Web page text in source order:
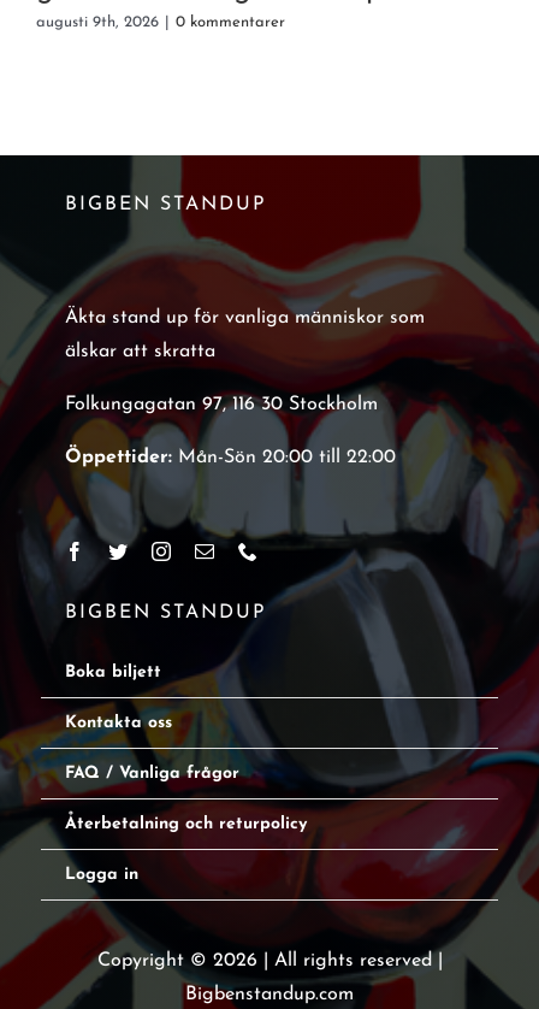
augusti 9th, 2026 0 kommentarer
BIGBEN STANDUP
Äkta stand up för vanliga människor som
älskar att skratta
Folkungagatan 97, 116 30 Stockholm
Öppettider:Mån-Sön 20:00 till 22:00
BIGBEN STANDUP
Boka biljett
Kontakta oss
FAQ / Vanliga frågor
Återbetalning och returpolicy
Logga in
Copyright © 2026 | All rights reserved |
Bigbenstandup.com